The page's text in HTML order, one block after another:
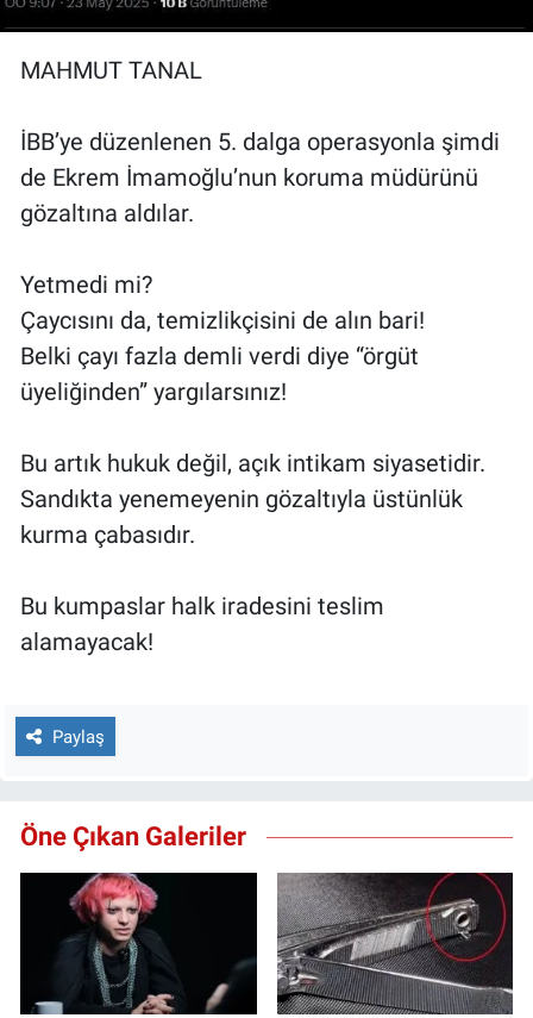
MAHMUT TANAL
İBB’ye düzenlenen 5. dalga operasyonla şimdi
de Ekrem İmamoğlu’nun koruma müdürünü
gözaltına aldılar.
Yetmedi mi?
Çaycısını da, temizlikçisini de alın bari!
Belki çayı fazla demli verdi diye “örgüt
üyeliğinden” yargılarsınız!
Bu artık hukuk değil, açık intikam siyasetidir.
Sandıkta yenemeyenin gözaltıyla üstünlük
kurma çabasıdır.
Bu kumpaslar halk iradesini teslim
alamayacak!
Paylaş
Öne Çıkan Galeriler